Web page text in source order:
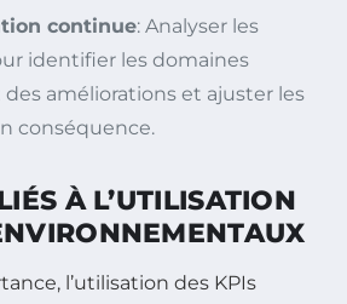
continue: Analyser les
identifier les domaines
améliorations et ajuster les
conséquence.
À L’UTILISATION
l’utilisation des KPIs